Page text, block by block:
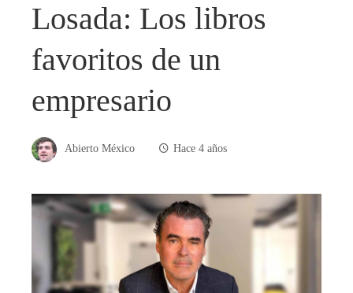
Losada: Los libros
favoritos de un
empresario
Abierto México Hace 4 años